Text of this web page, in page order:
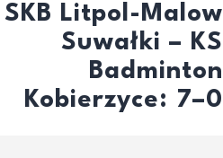
SKB Litpol-Malow
Suwałki – KS
Badminton
Kobierzyce: 7–0